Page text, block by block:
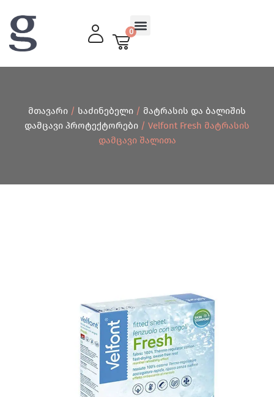
0
მთავარი / საძინებელი / მატრასის და ბალიშის
დამცავი პროტექტორები / Velfont Fresh Მატრასის
Დამცავი Შალითა